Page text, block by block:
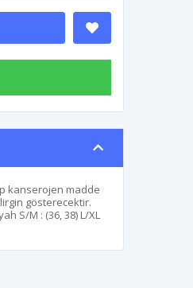
kanserojen madde
gösterecektir.
S/M : (36, 38) L/XL